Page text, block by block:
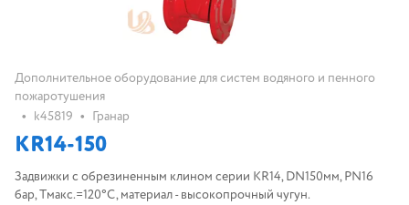
Дополнительное оборудование для систем водяного и пенного
пожаротушения
• k45819 • Гранар
KR14-150
Задвижки с обрезиненным клином серии KR14, DN150мм, PN16
бар, Tмакс.=120°С, материал - высокопрочный чугун.